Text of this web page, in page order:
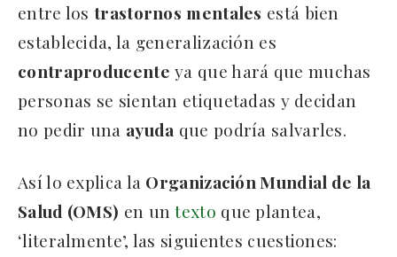
entre lostrastornos mentales está bien
establecida, la generalización es
contraproducente ya que hará que muchas
personas se sientan etiquetadas y decidan
no pedir una ayuda que podría salvarles.
Así lo explica la Organización Mundial de la
Salud (OMS) en untexto que plantea,
‘literalmente’, las siguientes cuestiones: